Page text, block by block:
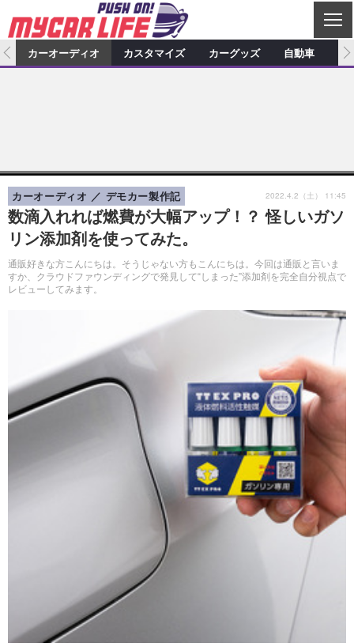
C
L
S
E
カーオーディオ
カーグッズニュース
ニュース
スクープ
アクセスランキング
カーオーディオ カスタマイズ カーグッズ 自動車
数滴入れれば燃費が大幅アップ！？ 怪しいガソ
リン添加剤を使ってみた。
通販好きな方こんにちは。そうじゃない方もこんにちは。今回は通販と言いま
すか、クラウドファウンディングで発見して“しまった”添加剤を完全自分視点で
レビューしてみます。
カーオーディオ デモカー製作記 2022.4.2（土） 11:45